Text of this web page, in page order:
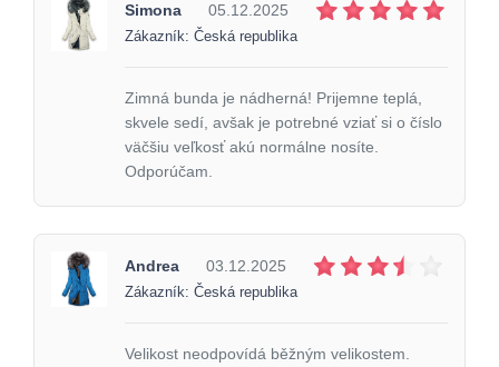
Simona 05.12.2025
Zákazník: Česká republika
Zimná bunda je nádherná! Prijemne teplá,
skvele sedí, avšak je potrebné vziať si o číslo
väčšiu veľkosť akú normálne nosíte.
Odporúčam.
Andrea 03.12.2025
Zákazník: Česká republika
Velikost neodpovídá běžným velikostem.